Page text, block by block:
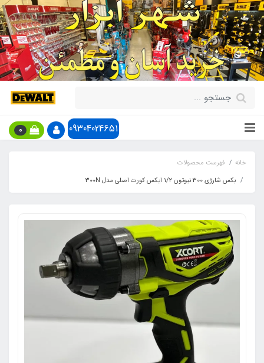
09304024651
0
خانه
فهرست محصولات
بکس شارژی 300 نیوتون 1/2 ایکس کورت اصلی مدل 300N